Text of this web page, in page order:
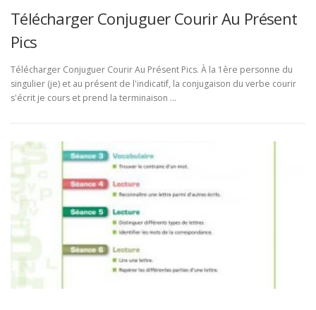
Télécharger Conjuguer Courir Au Présent
Pics
Télécharger Conjuguer Courir Au Présent Pics. À la 1ère personne du
singulier (je) et au présent de l'indicatif, la conjugaison du verbe courir
s'écrit je cours et prend la terminaison …